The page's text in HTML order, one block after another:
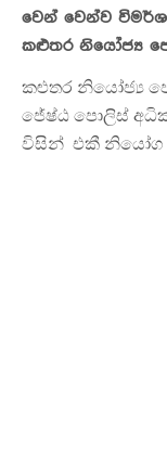
වෙන් වෙන්ව
කළුතර නියෝජ්‍ය
කළුතර නියෝජ්‍ය
ජේෂ්ඨ පොලිස්
විසින් එකී නියෝග